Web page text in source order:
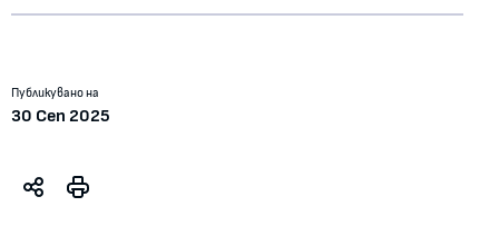
Публикувано на
30 Сеп 2025